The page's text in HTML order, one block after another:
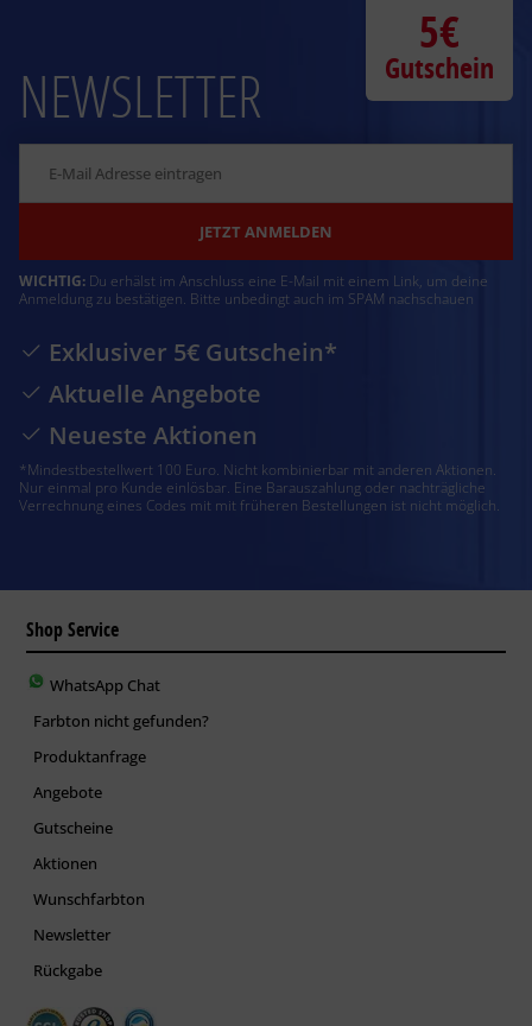
NEWSLETTER
JETZT ANMELDEN
WICHTIG: Du erhälst im Anschluss eine E-Mail mit einem Link, um deine
Anmeldung zu bestätigen. Bitte unbedingt auch im SPAM nachschauen
Exklusiver 5€ Gutschein*
Aktuelle Angebote
Neueste Aktionen
*Mindestbestellwert 100 Euro. Nicht kombinierbar mit anderen Aktionen.
Nur einmal pro Kunde einlösbar. Eine Barauszahlung oder nachträgliche
Verrechnung eines Codes mit mit früheren Bestellungen ist nicht möglich.
5€
Gutschein
Shop Service
WhatsApp Chat
Farbton nicht gefunden?
Produktanfrage
Angebote
Gutscheine
Aktionen
Wunschfarbton
Newsletter
Rückgabe